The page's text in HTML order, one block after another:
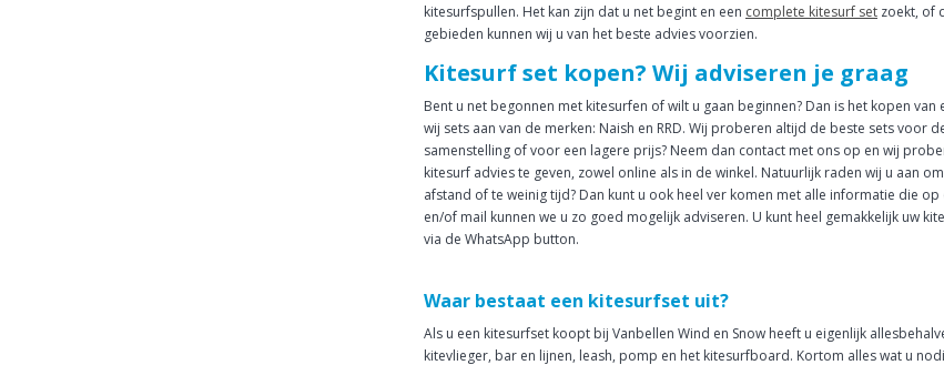
kitesurfspullen. Het kan zijn dat u net begint en een complete kitesurf set zoekt, of
gebieden kunnen wij u van het beste advies voorzien.
Kitesurf set kopen? Wij adviseren je graag
Bent u net begonnen met kitesurfen of wilt u gaan beginnen? Dan is het kopen van
wij sets aan van de merken: Naish en RRD. Wij proberen altijd de beste sets voor
samenstelling of voor een lagere prijs? Neem dan contact met ons op en wij
kitesurf advies te geven, zowel online als in de winkel. Natuurlijk raden wij u aan
afstand of te weinig tijd? Dan kunt u ook heel ver komen met alle informatie die
en/of mail kunnen we u zo goed mogelijk adviseren. U kunt heel gemakkelijk uw
via de WhatsApp button.
Waar bestaat een kitesurfset uit?
Als u een kitesurfset koopt bij Vanbellen Wind en Snow heeft u eigenlijk
kitevlieger, bar en lijnen, leash, pomp en het kitesurfboard. Kortom alles wat u